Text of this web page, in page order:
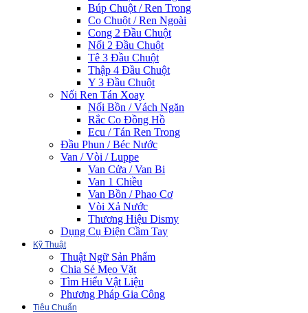
Búp Chuột / Ren Trong
Co Chuột / Ren Ngoài
Cong 2 Đầu Chuột
Nối 2 Đầu Chuột
Tê 3 Đầu Chuột
Thập 4 Đầu Chuột
Y 3 Đầu Chuột
Nối Ren Tán Xoay
Nối Bồn / Vách Ngăn
Rắc Co Đồng Hồ
Ecu / Tán Ren Trong
Đầu Phun / Béc Nước
Van / Vòi / Luppe
Van Cửa / Van Bi
Van 1 Chiều
Van Bồn / Phao Cơ
Vòi Xả Nước
Thương Hiệu Dismy
Dụng Cụ Điện Cầm Tay
Kỹ Thuật
Thuật Ngữ Sản Phẩm
Chia Sẻ Mẹo Vặt
Tìm Hiểu Vật Liệu
Phương Pháp Gia Công
Tiêu Chuẩn